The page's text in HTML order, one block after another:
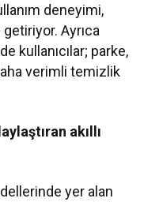
deneyimi,
Ayrıca
kullanıcılar; parke,
verimli temizlik
akıllı
yer alan